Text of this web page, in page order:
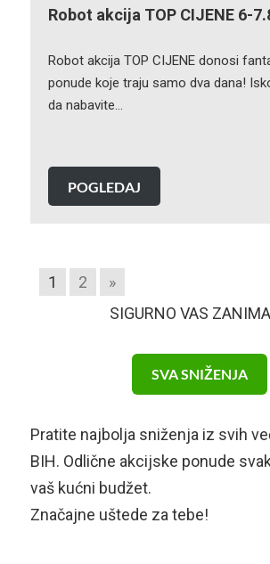
Robot akcija TOP CIJENE 6-
Robot akcija TOP CIJENE donosi
ponude koje traju samo dva dana!
da nabavite…
POGLEDAJ
1 2
»
SIGURNO VAS
SVA SNIŽENJA
Pratite najbolja sniženja iz svih
BIH. Odlične akcijske ponude
vaš kućni budžet.
Značajne uštede za tebe!